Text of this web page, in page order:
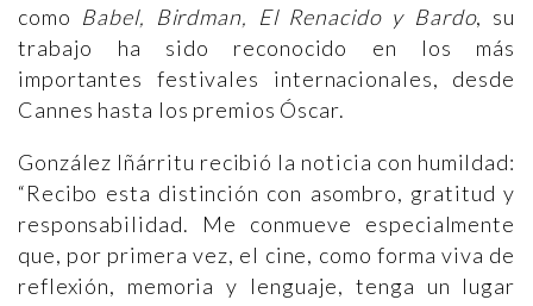
como Babel, Birdman, El Renacido y Bardo, su
trabajo ha sido reconocido en los más
importantes festivales internacionales, desde
Cannes hasta los premios Óscar.
González Iñárritu recibió la noticia con humildad:
“Recibo esta distinción con asombro, gratitud y
responsabilidad. Me conmueve especialmente
que, por primera vez, el cine, como forma viva de
reflexión, memoria y lenguaje, tenga un lugar